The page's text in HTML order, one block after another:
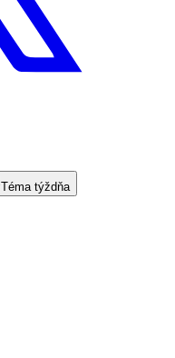
Téma týždňa